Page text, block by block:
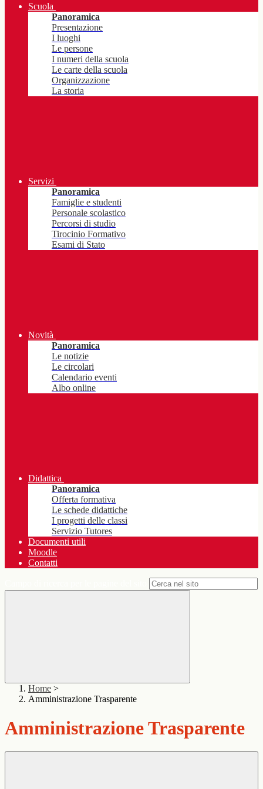
Scuola
Panoramica
Presentazione
I luoghi
Le persone
I numeri della scuola
Le carte della scuola
Organizzazione
La storia
Servizi
Panoramica
Famiglie e studenti
Personale scolastico
Percorsi di studio
Tirocinio Formativo
Esami di Stato
Novità
Panoramica
Le notizie
Le circolari
Calendario eventi
Albo online
Didattica
Panoramica
Offerta formativa
Le schede didattiche
I progetti delle classi
Servizio Tutores
Documenti utili
Moodle
Contatti
Home >
Amministrazione Trasparente
Amministrazione Trasparente